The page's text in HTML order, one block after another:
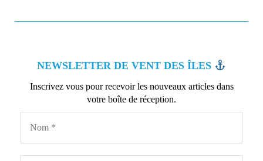
NEWSLETTER DE VENT DES ÎLES
Inscrivez vous pour recevoir les nouveaux articles dans
votre boîte de réception.